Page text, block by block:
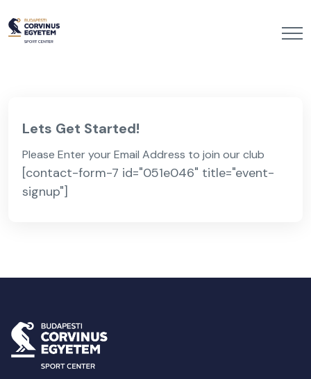
Lets Get Started!
Please Enter your Email Address to join our club
[contact-form-7 id="051e046" title="event-
signup"]